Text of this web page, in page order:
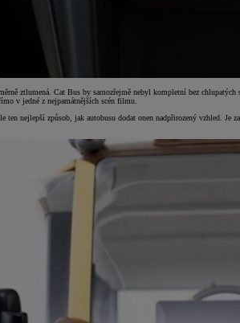
ztlumená. Cat Bus by samozřejmě nebyl kompletní bez
v jedné z nejpamátnějších scén filmu.
nejlepší způsob, jak autobusu dodat onen nadpřirozený vzhled.